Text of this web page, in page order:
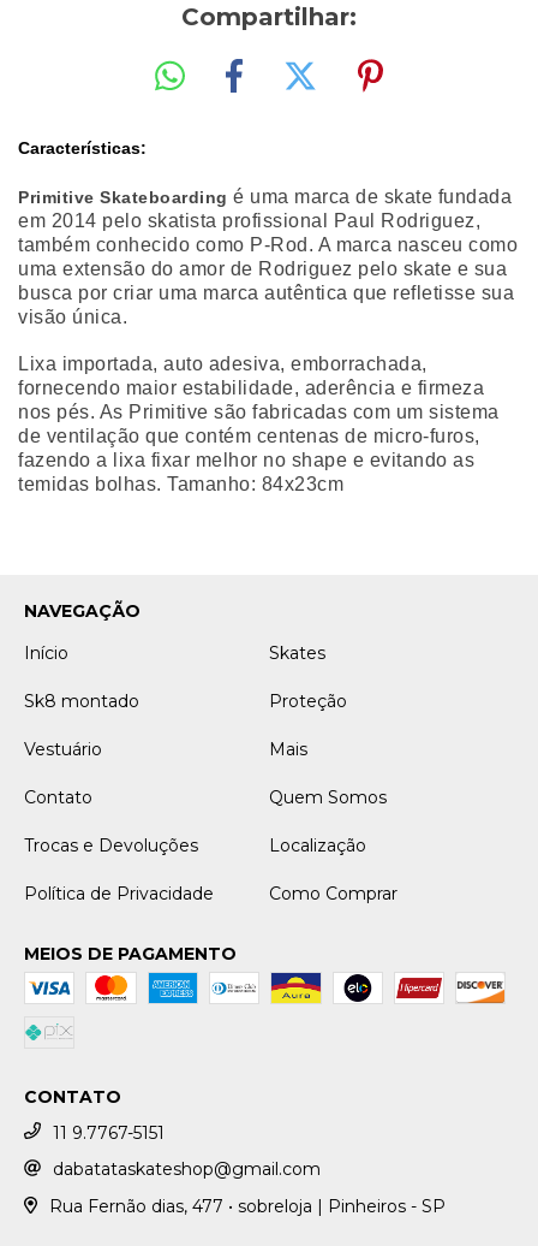
Compartilhar:
Características:
Primitive Skateboarding é uma marca de skate fundada
em 2014 pelo skatista profissional Paul Rodriguez,
também conhecido como P-Rod. A marca nasceu como
uma extensão do amor de Rodriguez pelo skate e sua
busca por criar uma marca autêntica que refletisse sua
visão única.
Lixa importada, auto adesiva, emborrachada,
fornecendo maior estabilidade, aderência e firmeza
nos pés. As Primitive são fabricadas com um sistema
de ventilação que contém centenas de micro-furos,
fazendo a lixa fixar melhor no shape e evitando as
temidas bolhas. Tamanho: 84x23cm
NAVEGAÇÃO
Início
Skates
Sk8 montado Proteção
Vestuário Mais
Contato Quem Somos
Trocas e Devoluções Localização
Política de Privacidade Como Comprar
MEIOS DE PAGAMENTO
CONTATO
11 9.7767-5151
dabatataskateshop@gmail.com
Rua Fernão dias, 477 • sobreloja | Pinheiros - SP